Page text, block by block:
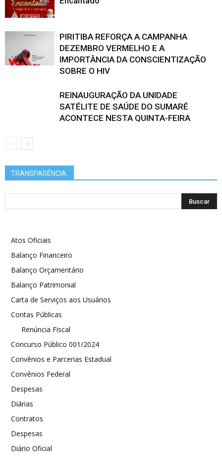
PIRITIBA REFORÇA A CAMPANHA
DEZEMBRO VERMELHO E A
IMPORTÂNCIA DA CONSCIENTIZAÇÃO
SOBRE O HIV
REINAUGURAÇÃO DA UNIDADE
SATÉLITE DE SAÚDE DO SUMARÉ
ACONTECE NESTA QUINTA-FEIRA
TRANSPARÊNCIA:
Atos Oficiais
Balanço Financeiro
Balanço Orçamentário
Balanço Patrimonial
Carta de Serviços aos Usuários
Contas Públicas
Renúncia Fiscal
Concurso Público 001/2024
Convênios e Parcerias Estadual
Convênios Federal
Despesas
Diárias
Contratos
Despesas
Diário Oficial